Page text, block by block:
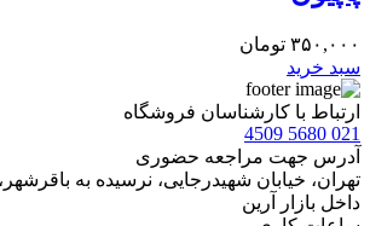
۳۵۰,۰۰۰ تومان
سبد خرید
ارتباط با کارشناسان فروشگاه
021 5680 4509
آدرس جهت مراجعه حضوری
تهران، خيابان شهيدرجايى، نرسیده به
داخل بازار آرین